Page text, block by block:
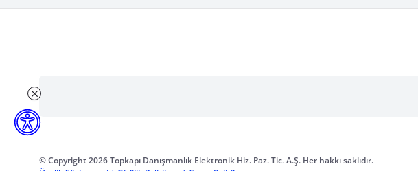
© Copyright 2026 Topkapı Danışmanlık Elektronik Hiz. Paz. Tic. A.Ş. Her hakkı saklıdır.